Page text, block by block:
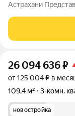
Астрахани
великой Волги и
возможно в этой
26 094 636₽
от 125 004 ₽ в
109,4 м²
3-комн.
новостройка